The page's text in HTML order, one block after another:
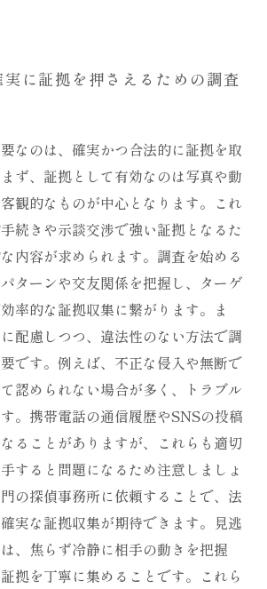
に証拠を押さえるための調査
なのは、確実かつ合法的に証拠を取
ず、証拠として有効なのは写真や動
観的なものが中心となります。これ
続きや示談交渉で強い証拠となるた
内容が求められます。調査を始める
ターンや交友関係を把握し、ターゲ
率的な証拠収集に繋がります。ま
配慮しつつ、違法性のない方法で調
です。例えば、不正な侵入や無断で
認められない場合が多く、トラブル
。携帯電話の通信履歴やSNSの投稿
ることがありますが、これらも適切
すると問題になるため注意しましょ
の探偵事務所に依頼することで、法
実な証拠収集が期待できます。見逃
、焦らず冷静に相手の動きを把握
拠を丁寧に集めることです。これら